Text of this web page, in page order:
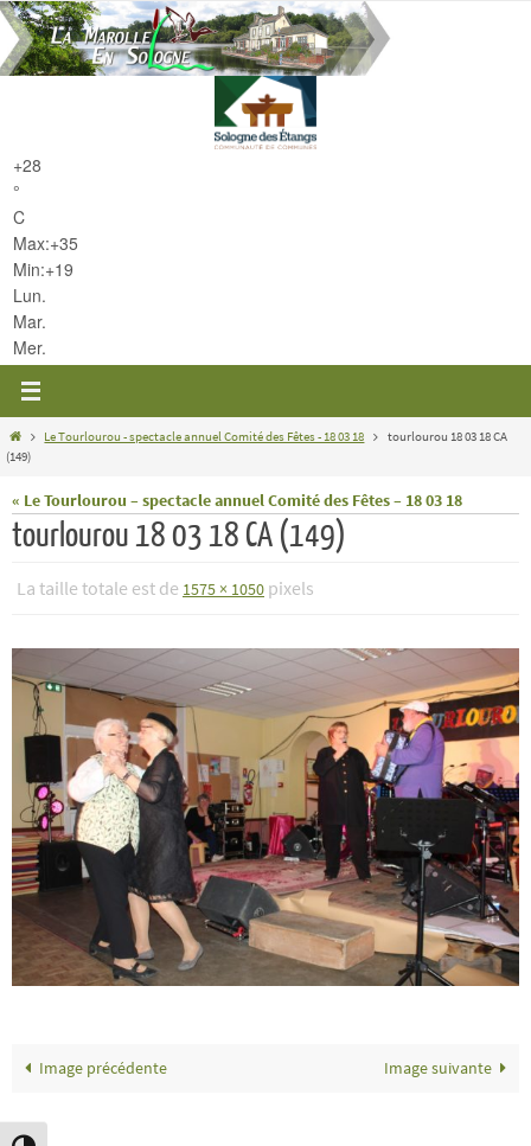
Passer
vers
le
+28
°
C
Max:+35
Min:+19
Lun.
Mar.
Mer.
HomeLe Tourlourou - spectacle annuel Comité des Fêtes - 18 03 18
tourlourou 18 03 18 CA
(149)
« Le Tourlourou – spectacle annuel Comité des Fêtes – 18 03 18
tourlourou 18 03 18 CA (149)
La taille totale est de 1575 × 1050 pixels
Image précédente Image suivante